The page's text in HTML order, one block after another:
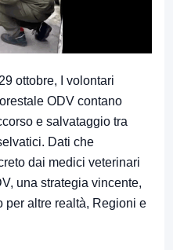
ottobre, I volontari
ODV contano
e salvataggio tra
Dati che
dai medici veterinari
una strategia vincente,
per altre realtà, Regioni e